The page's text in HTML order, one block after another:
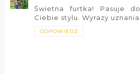
Świetna furtka! Pasuje
Ciebie stylu. Wyrazy uznania
ODPOWIEDZ